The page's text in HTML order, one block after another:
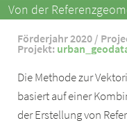
Von der
Förderjahr 2020 /
Projekt:
Die Methode zur
basiert auf einer
der Erstellung von